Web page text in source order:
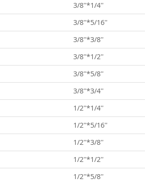
3/8''*1/4''
3/8''*5/16''
3/8''*3/8''
3/8''*1/2''
3/8''*5/8''
3/8''*3/4''
1/2''*1/4''
1/2''*5/16''
1/2''*3/8''
1/2''*1/2''
1/2''*5/8''